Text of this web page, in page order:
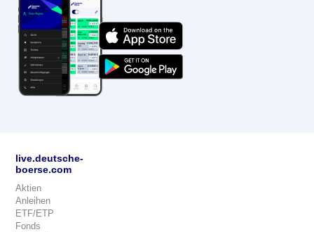
live.deutsche-
boerse.com
Aktien
Anleihen
ETF/ETP
Fonds